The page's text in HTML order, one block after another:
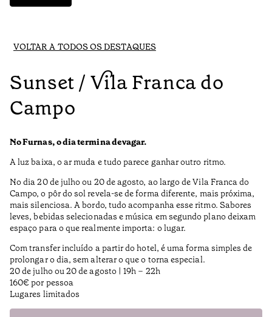
VOLTAR A TODOS OS DESTAQUES
Sunset / Vila Franca do
Campo
No Furnas, o dia termina devagar.
A luz baixa, o ar muda e tudo parece ganhar outro ritmo.
No dia 20 de julho ou 20 de agosto, ao largo de Vila Franca do
Campo, o pôr do sol revela-se de forma diferente, mais próxima,
mais silenciosa. A bordo, tudo acompanha esse ritmo. Sabores
leves, bebidas selecionadas e música em segundo plano deixam
espaço para o que realmente importa: o lugar.
Com transfer incluído a partir do hotel, é uma forma simples de
prolongar o dia, sem alterar o que o torna especial.
20 de julho ou 20 de agosto | 19h – 22h
160€ por pessoa
Lugares limitados